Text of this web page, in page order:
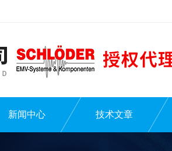
新闻中心 技术文章